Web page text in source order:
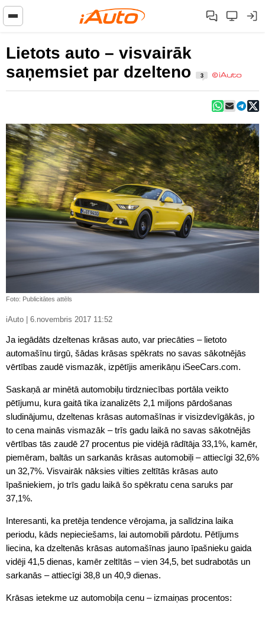
Lietots auto – visvairāk
saņemsiet par dzelteno
3
Foto: Publicitātes attēls
iAuto | 6.novembris 2017 11:52
Ja iegādāts dzeltenas krāsas auto, var priecāties – lietoto
automašīnu tirgū, šādas krāsas spēkrats no savas sākotnējās
vērtības zaudē vismazāk, izpētījis amerikāņu iSeeCars.com.
Saskaņā ar minētā automobiļu tirdzniecības portāla veikto
pētījumu, kura gaitā tika izanalizēts 2,1 miljons pārdošanas
sludinājumu, dzeltenas krāsas automašīnas ir visizdevīgākās, jo
to cena mainās vismazāk – trīs gadu laikā no savas sākotnējās
vērtības tās zaudē 27 procentus pie vidējā rādītāja 33,1%, kamēr,
piemēram, baltās un sarkanās krāsas automobiļi – attiecīgi 32,6%
un 32,7%. Visvairāk nāksies vilties zeltītās krāsas auto
īpašniekiem, jo trīs gadu laikā šo spēkratu cena saruks par
37,1%.
Interesanti, ka pretēja tendence vērojama, ja salīdzina laika
periodu, kāds nepieciešams, lai automobili pārdotu. Pētījums
liecina, ka dzeltenās krāsas automašīnas jauno īpašnieku gaida
vidēji 41,5 dienas, kamēr zeltītās – vien 34,5, bet sudrabotās un
sarkanās – attiecīgi 38,8 un 40,9 dienas.
Krāsas ietekme uz automobiļa cenu – izmaiņas procentos: